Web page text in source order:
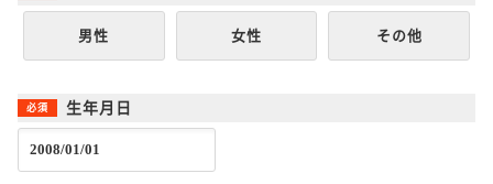
男性 女性 その他
生年月日